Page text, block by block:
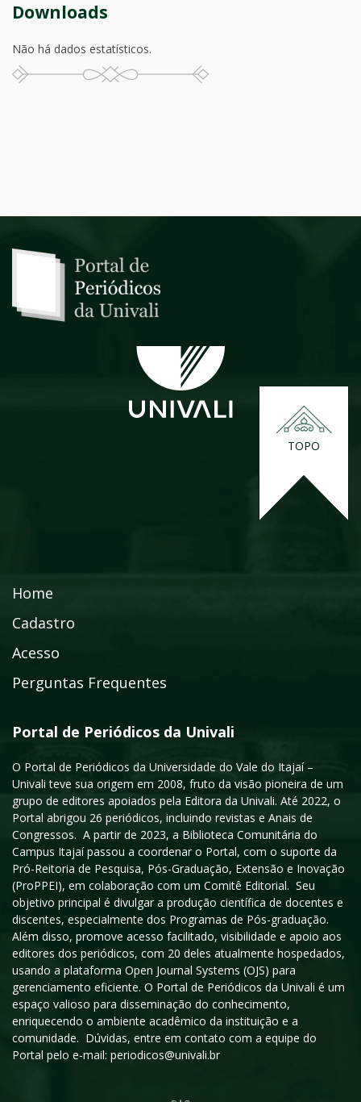
Downloads
Não há dados estatísticos.
TOPO
Home
Cadastro
Acesso
Perguntas Frequentes
Portal de Periódicos da Univali
O Portal de Periódicos da Universidade do Vale do Itajaí –
Univali teve sua origem em 2008, fruto da visão pioneira de um
grupo de editores apoiados pela Editora da Univali. Até 2022, o
Portal abrigou 26 periódicos, incluindo revistas e Anais de
Congressos. A partir de 2023, a Biblioteca Comunitária do
Campus Itajaí passou a coordenar o Portal, com o suporte da
Pró-Reitoria de Pesquisa, Pós-Graduação, Extensão e Inovação
(ProPPEI), em colaboração com um Comitê Editorial. Seu
objetivo principal é divulgar a produção científica de docentes e
discentes, especialmente dos Programas de Pós-graduação.
Além disso, promove acesso facilitado, visibilidade e apoio aos
editores dos periódicos, com 20 deles atualmente hospedados,
usando a plataforma Open Journal Systems (OJS) para
gerenciamento eficiente. O Portal de Periódicos da Univali é um
espaço valioso para disseminação do conhecimento,
enriquecendo o ambiente acadêmico da instituição e a
comunidade. Dúvidas, entre em contato com a equipe do
Portal pelo e-mail: periodicos@univali.br